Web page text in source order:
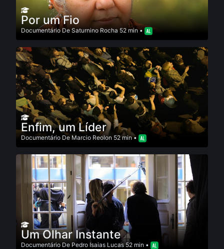
Por um Fio
DocumentárioDeSaturnino Rocha52 min •
Enfim, um Líder
Documentário De Marcio Reolon 52 min •
Um Olhar Instante
Documentário De Pedro Isaias Lucas52 min •